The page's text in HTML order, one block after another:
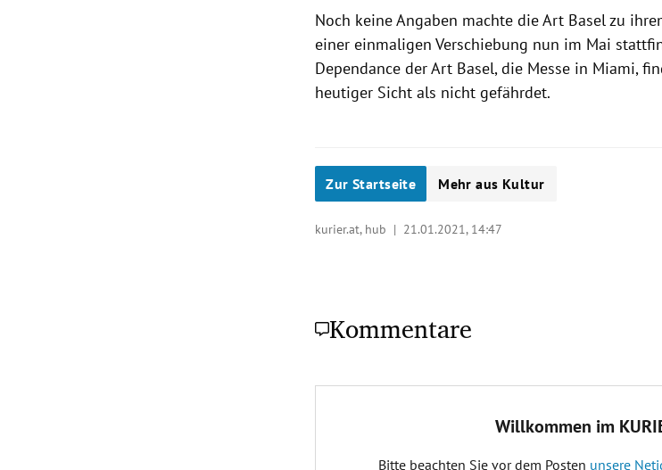
Noch keine Angaben machte die Art Basel zu
einer einmaligen Verschiebung nun im Mai
Dependance der Art Basel, die Messe in Miami,
heutiger Sicht als nicht gefährdet.
Zur Startseite Mehr aus Kultur
kurier.at, hub | 21.01.2021, 14:47
Kommentare